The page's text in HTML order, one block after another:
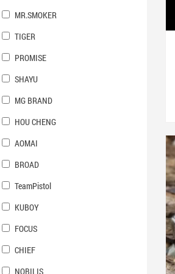
MR.SMOKER
TIGER
PROMISE
SHAYU
MG BRAND
HOU CHENG
AOMAI
BROAD
TeamPistol
KUBOY
FOCUS
CHIEF
NOBILIS